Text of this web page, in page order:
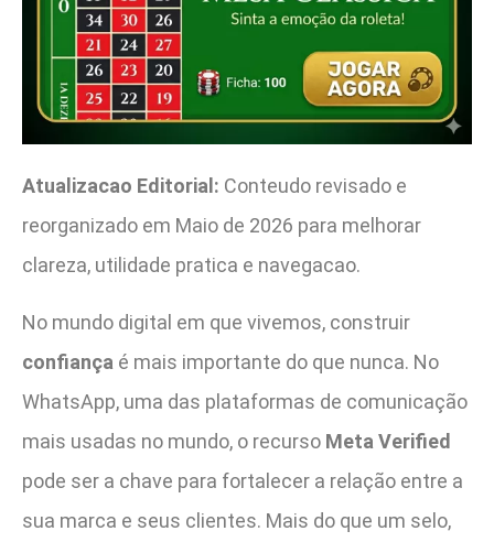
Atualizacao Editorial: Conteudo revisado e
reorganizado em Maio de 2026 para melhorar
clareza, utilidade pratica e navegacao.
No mundo digital em que vivemos, construir
confiança é mais importante do que nunca. No
WhatsApp, uma das plataformas de comunicação
mais usadas no mundo, o recurso Meta Verified
pode ser a chave para fortalecer a relação entre a
sua marca e seus clientes. Mais do que um selo,